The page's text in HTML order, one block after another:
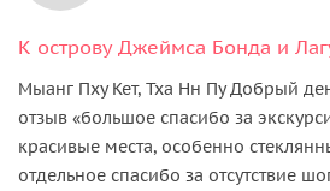
Мыанг Пху Кет, Тха Нн Пу Добрый
отзыв «большое спасибо за
красивые места, особенно
отдельное спасибо за отсутствие